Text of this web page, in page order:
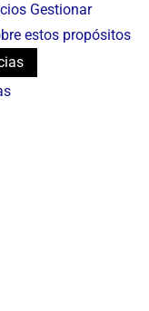
Gestionar
estos propósitos